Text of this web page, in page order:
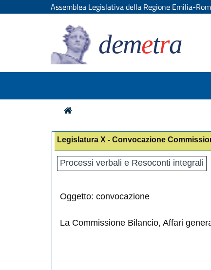
Assemblea Legislativa della Regione Emilia-
demetra
Legislatura X - Convocazione
Processi verbali e Resoconti integrali
Oggetto: convocazione
La Commissione Bilancio, Affari